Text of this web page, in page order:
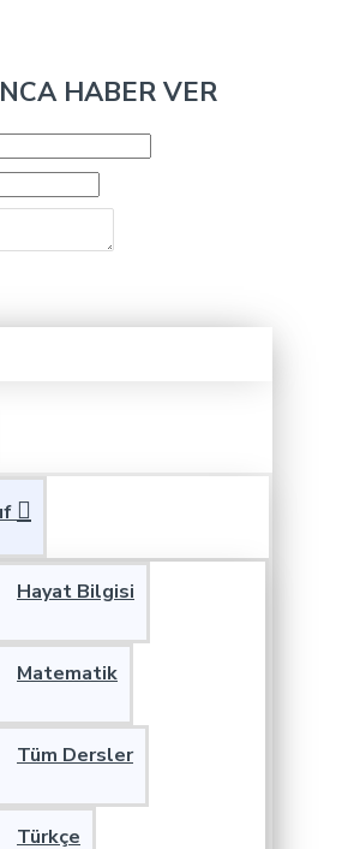
HABER VER
Hayat Bilgisi
Matematik
Tüm Dersler
Türkçe